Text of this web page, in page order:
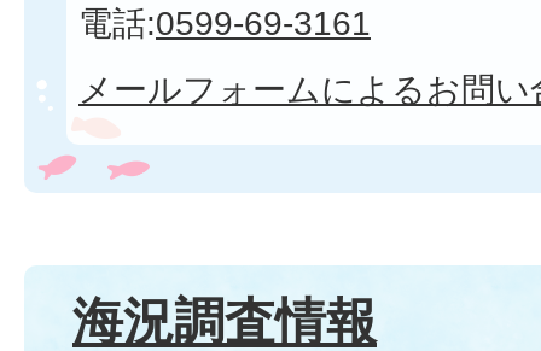
電話:0599-69-3161
メールフォームによるお問い
海況調査情報